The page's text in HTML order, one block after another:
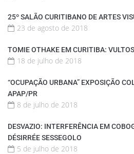
25º SALÃO CURITIBANO DE ARTES
23 de agosto de 2018
TOMIE OTHAKE EM CURITIBA:
18 de julho de 2018
“OCUPAÇÃO URBANA” EXPOSIÇÃO
APAP/PR
8 de julho de 2018
DESVAZIO: INTERFERÊNCIA EM
DÉSIRRÉE SESSEGOLO
5 de julho de 2018